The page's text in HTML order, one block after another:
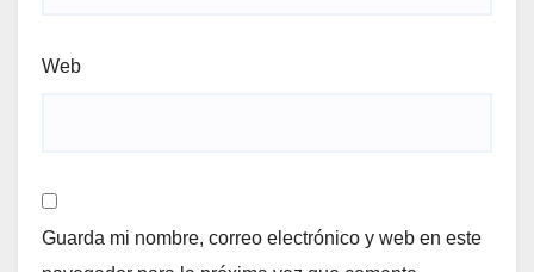
Web
Guarda mi nombre, correo electrónico y web en este